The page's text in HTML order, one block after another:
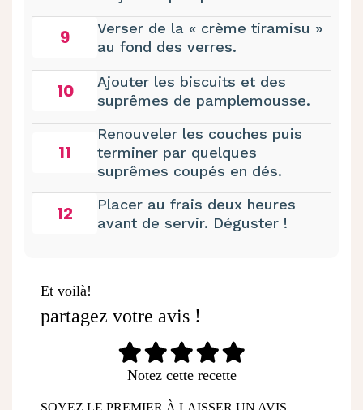
9
Verser de la « crème tiramisu »
au fond des verres.
10
Ajouter les biscuits et des
suprêmes de pamplemousse.
11
Renouveler les couches puis
terminer par quelques
suprêmes coupés en dés.
12
Placer au frais deux heures
avant de servir. Déguster !
Et voilà!
partagez votre avis !
Notez cette recette
SOYEZ LE PREMIER À LAISSER UN AVIS